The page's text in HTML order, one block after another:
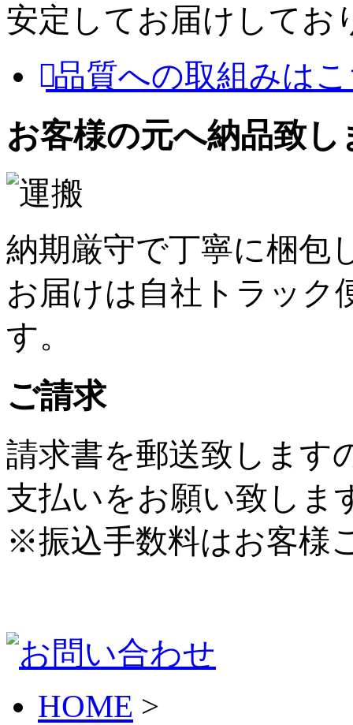
安定してお届けしてお
品質への取組みは
お客様の元へ納品致し
納期厳守で丁寧に梱包
お届けは自社トラック
す。
ご請求
請求書を郵送致します
支払いをお願い致しま
※振込手数料はお客様
HOME >